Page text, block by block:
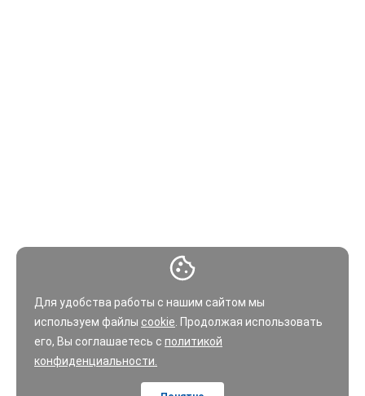
Для удобства работы с нашим сайтом мы
используем файлы cookie . Продолжая использовать
его, Вы соглашаетесь с политикой
конфиденциальности.